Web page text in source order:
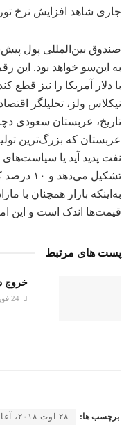
جاری شاهد افزایش نرخ تورم باشد به‌گونه‌ای که
با دلار آمریکا را نیز
تاریخ، عربستان سعودی
عربستان که بزرگ‌ترین
تشکیل
به‌اینکه بازار همچنان با
قیمت‌ها اندک است و این
پست های مرتبط
خروج
برچسب ها: ٢٨ اوت ٢٠١٨، آغاز سقوط عربستان